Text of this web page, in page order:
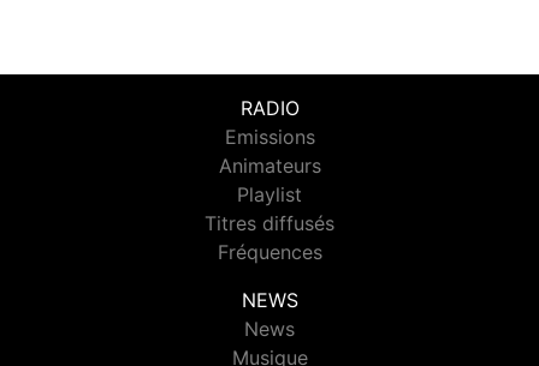
RADIO
Emissions
Animateurs
Playlist
Titres diffusés
Fréquences
NEWS
News
Musique